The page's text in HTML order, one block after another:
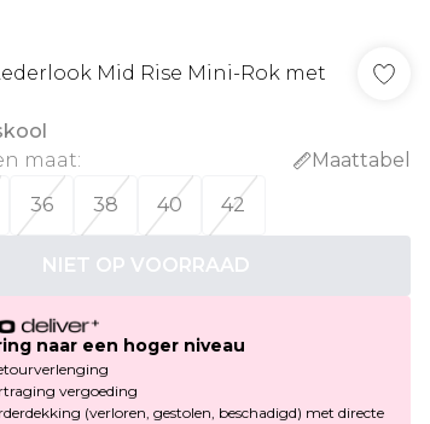
Mid Rise Mini-Rok met
maat:
Maattabel
36 38 40 42
NIET OP VOORRAAD
naar een hoger niveau
vergoeding
(verloren, gestolen, beschadigd) met directe